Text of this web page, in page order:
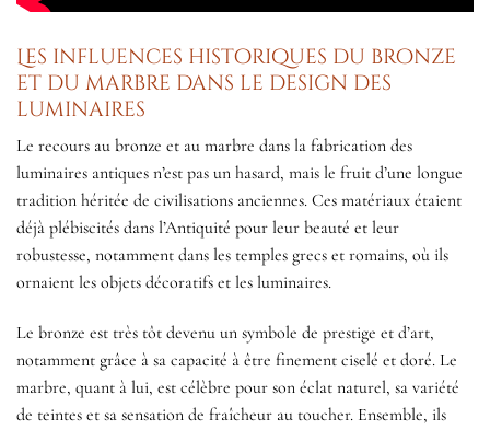
Les influences historiques du bronze
et du marbre dans le design des
luminaires
Le recours au bronze et au marbre dans la fabrication des
luminaires antiques n’est pas un hasard, mais le fruit d’une longue
tradition héritée de civilisations anciennes. Ces matériaux étaient
déjà plébiscités dans l’Antiquité pour leur beauté et leur
robustesse, notamment dans les temples grecs et romains, où ils
ornaient les objets décoratifs et les luminaires.
Le bronze est très tôt devenu un symbole de prestige et d’art,
notamment grâce à sa capacité à être finement ciselé et doré. Le
marbre, quant à lui, est célèbre pour son éclat naturel, sa variété
de teintes et sa sensation de fraîcheur au toucher. Ensemble, ils